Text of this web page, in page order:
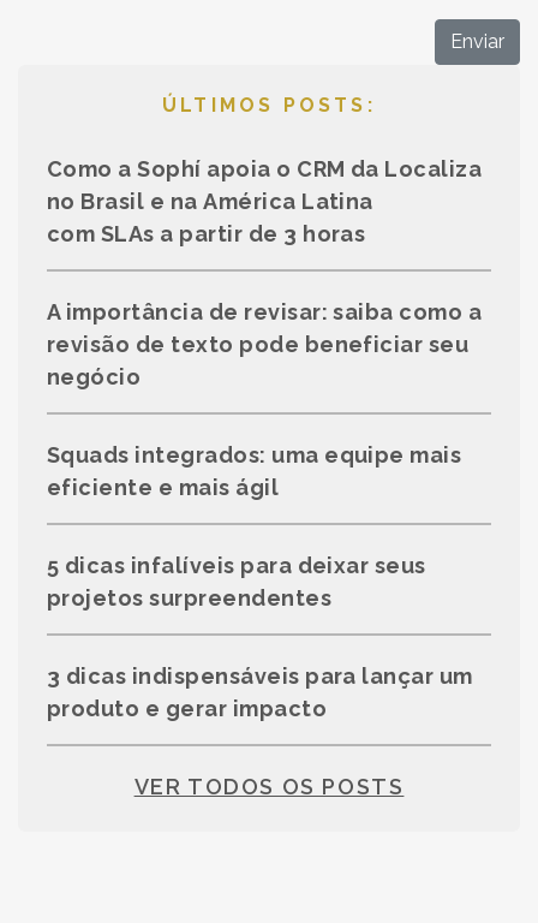
Enviar
ÚLTIMOS POSTS:
Como a Sophí apoia o CRM da Localiza
no Brasil e na América Latina
com SLAs a partir de 3 horas
A importância de revisar: saiba como a
revisão de texto pode beneficiar seu
negócio
Squads integrados: uma equipe mais
eficiente e mais ágil
5 dicas infalíveis para deixar seus
projetos surpreendentes
3 dicas indispensáveis para lançar um
produto e gerar impacto
VER TODOS OS POSTS